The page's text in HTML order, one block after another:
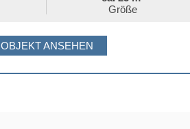
Größe
OBJEKT ANSEHEN